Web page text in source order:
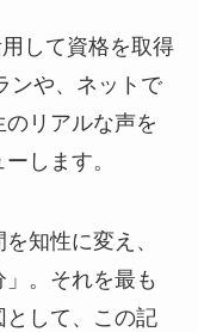
して資格を取得
ンや、ネットで
リアルな声を
します。
知性に変え、
。それを最も
として、この記